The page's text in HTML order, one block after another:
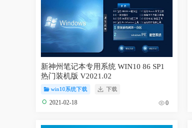
新神州笔记本专用系统 WIN10 86 SP1
热门装机版 V2021.02
win10系统下载 下载
2021-02-18 0